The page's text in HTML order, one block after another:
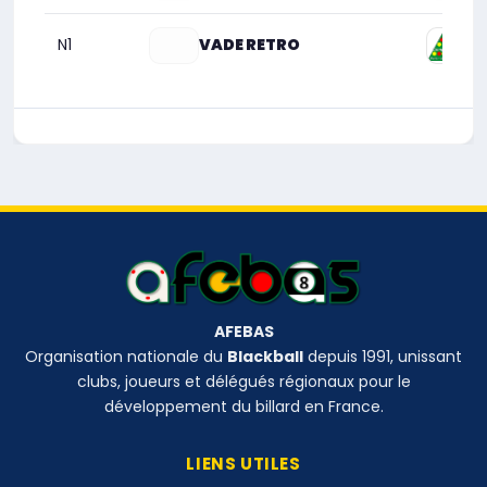
N1 VADE RETRO
AFEBAS
Organisation nationale du Blackball depuis 1991, unissant
clubs, joueurs et délégués régionaux pour le
développement du billard en France.
LIENS UTILES